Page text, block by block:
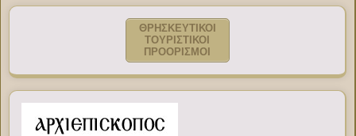
ΘΡΗΣΚΕΥΤΙΚΟΙ
ΤΟΥΡΙΣΤΙΚΟΙ
ΠΡΟΟΡΙΣΜΟΙ